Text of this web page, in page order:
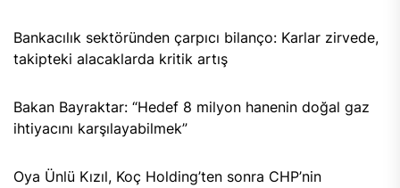
Bankacılık sektöründen çarpıcı bilanço: Karlar zirvede,
takipteki alacaklarda kritik artış
Bakan Bayraktar: “Hedef 8 milyon hanenin doğal gaz
ihtiyacını karşılayabilmek”
Oya Ünlü Kızıl, Koç Holding’ten sonra CHP’nin